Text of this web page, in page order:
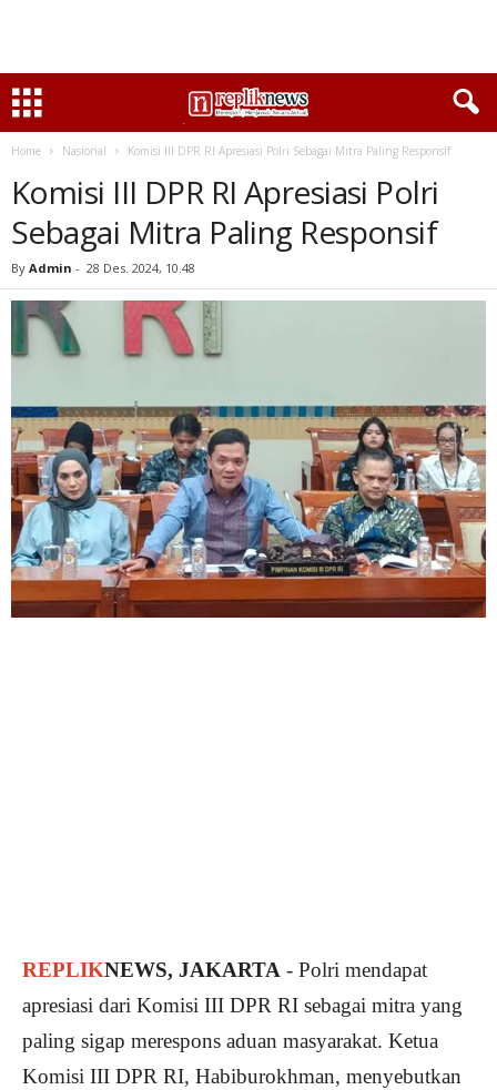
Home Nasional Komisi III DPR RI Apresiasi Polri Sebagai Mitra Paling Responsif
Komisi III DPR RI Apresiasi Polri
Sebagai Mitra Paling Responsif
By Admin - 28 Des. 2024, 10.48
REPLIKNEWS, JAKARTA - Polri mendapat
apresiasi dari Komisi III DPR RI sebagai mitra yang
paling sigap merespons aduan masyarakat. Ketua
Komisi III DPR RI, Habiburokhman, menyebutkan